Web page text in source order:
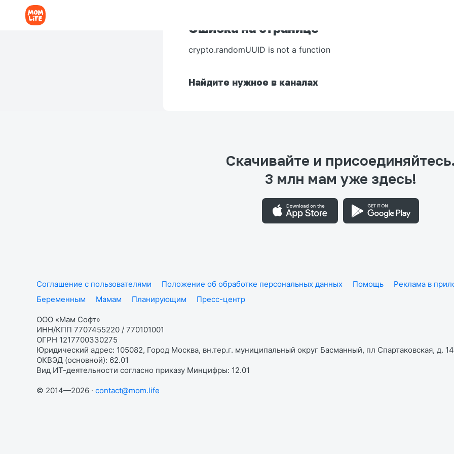
Ошибка на странице
crypto.randomUUID is not a function
Найдите нужное в каналах
Скачивайте и присоединяйтесь.
3 млн мам уже здесь!
Соглашение с пользователями Положение об обработке персональных данных Помощь Реклама в
Беременным
Мамам Планирующим Пресс-центр
ООО «Мам Софт»
ИНН/КПП 7707455220 / 770101001
ОГРН 1217700330275
Юридический адрес: 105082, Город Москва, вн.тер.г. муниципальный округ Басманный, пл Спартаковская, д.
ОКВЭД (основной): 62.01
Вид ИТ-деятельности согласно приказу Минцифры: 12.01
© 2014—2026 · contact@mom.life